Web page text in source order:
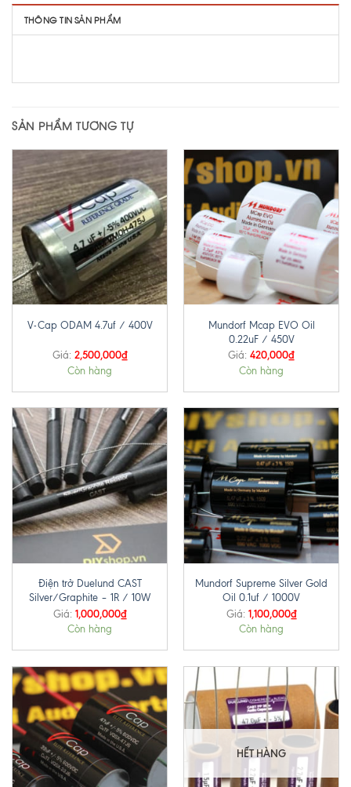
THÔNG TIN SẢN PHẨM
SẢN PHẨM TƯƠNG TỰ
V-Cap ODAM 4.7uf / 400V
Giá: 2,500,000₫
Còn hàng
Mundorf Mcap EVO Oil
0.22uF / 450V
Giá: 420,000₫
Còn hàng
Điện trở Duelund CAST
Silver/Graphite – 1R / 10W
Giá: 1,000,000₫
Còn hàng
Mundorf Supreme Silver Gold
Oil 0.1uf / 1000V
Giá: 1,100,000₫
Còn hàng
HẾT HÀNG